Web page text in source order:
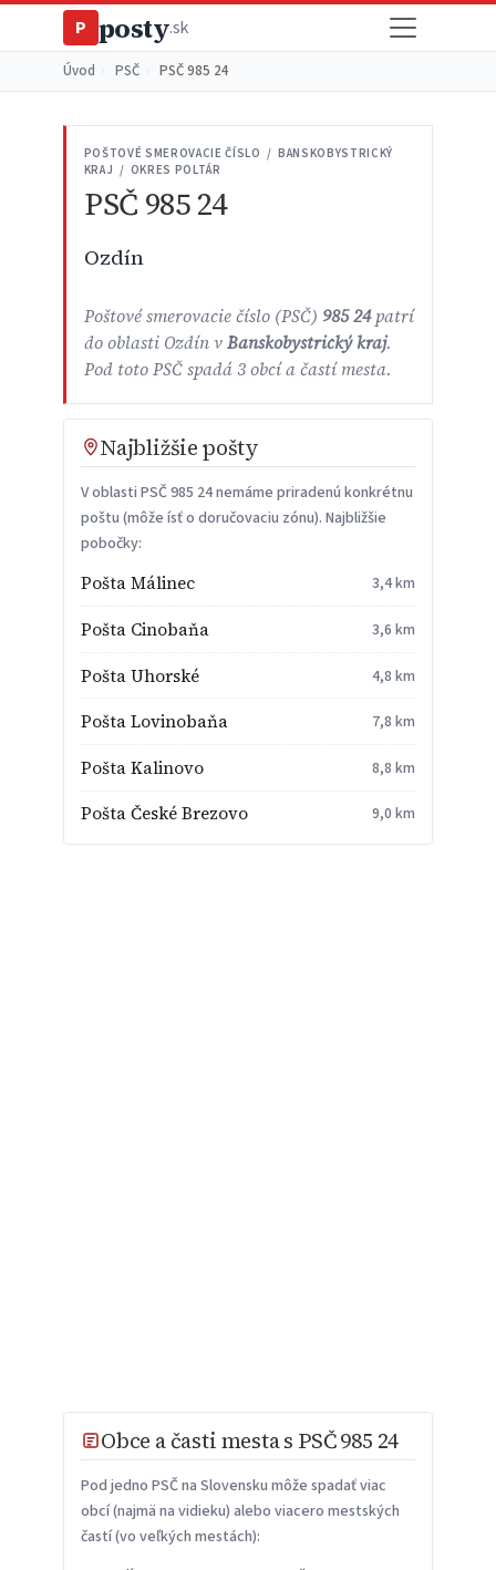
P posty.sk
Úvod PSČ PSČ 985 24
POŠTOVÉ SMEROVACIE ČÍSLO / BANSKOBYSTRICKÝ
KRAJ / OKRES POLTÁR
PSČ 985 24
Ozdín
Poštové smerovacie číslo (PSČ) 985 24patrí
do oblasti Ozdín vBanskobystrický kraj.
Pod toto PSČ spadá 3 obcí a častí mesta.
Najbližšie pošty
V oblasti PSČ 985 24 nemáme priradenú konkrétnu
poštu (môže ísť o doručovaciu zónu). Najbližšie
pobočky:
Pošta Málinec 3,4 km
Pošta Cinobaňa 3,6 km
Pošta Uhorské 4,8 km
Pošta Lovinobaňa 7,8 km
Pošta Kalinovo 8,8 km
Pošta České Brezovo 9,0 km
Obce a časti mesta s PSČ 985 24
Pod jedno PSČ na Slovensku môže spadať viac
obcí (najmä na vidieku) alebo viacero mestských
častí (vo veľkých mestách):